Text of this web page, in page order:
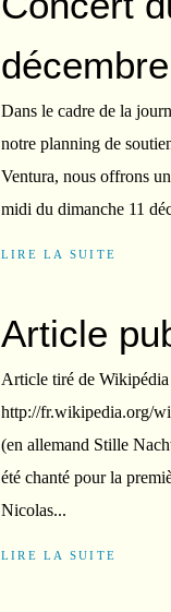
Dans le cadre de la
notre planning de
Ventura, nous offrons
midi du dimanche 11
LIRE LA SUITE
Article
Article tiré de Wikipédia
http://fr.wikipedia.org/
(en allemand Stille
été chanté pour la
Nicolas...
LIRE LA SUITE